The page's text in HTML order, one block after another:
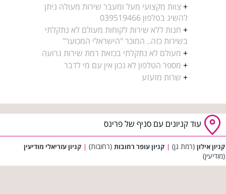
+ צוות מקצועי מעל ומעבר שירות מעולה ניתן
להשיג בטלפון 039519466
+ חנות ללא שירות לקוחות מעולם לא נתקלתי
בשירות כזה.. המוכר "הישראלי המכוער"
+ מעולם לא נתקלתי בכזאת רמת שירות גרועה
+ מספר הטלפון לא נכון אין עם מי לדבר
+ שרות מזעזע
עוד קניונים עם סניף של פרינס
קניון אילון (רמת גן) | קניון עופר רחובות (רחובות) | קניון עזריאלי מודיעין
(מודיעין)